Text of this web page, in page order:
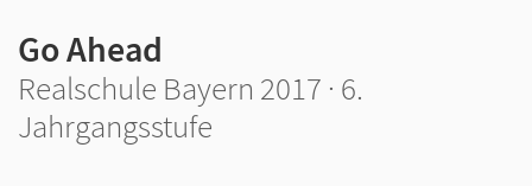
Go Ahead
Realschule Bayern 2017 · 6.
Jahrgangsstufe